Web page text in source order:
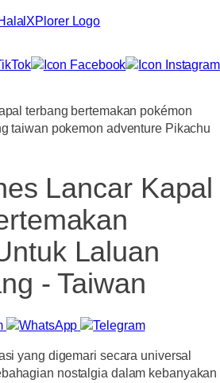
Lancar Kapal
Laluan
- Taiwan
yang digemari secara universal
nostalgia dalam kebanyakan